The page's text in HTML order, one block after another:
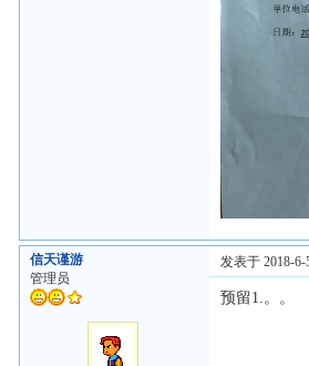
信天谨游
管理员
发表于 2018-6-
预留1.。。